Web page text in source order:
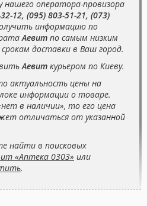
нашего оператора-провизора
12, (095) 803-51-21, (073)
информацию по
Аевит по самым низким
доставки в Ваш город.
Аевит курьером по Киеву.
актуальность цены на
информации о товаре.
в наличии», то его цена
отличаться от указанной
найти в поисковых
«Аптека 0303» или
.